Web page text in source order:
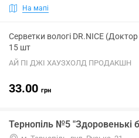
На мапі
Серветки вологі DR.NICE
15 шт
АЙ ПІ ДЖІ ХАУЗХОЛД ПРОДАКШН
33.00 грн
Тернопіль №5 "Здоровенькі